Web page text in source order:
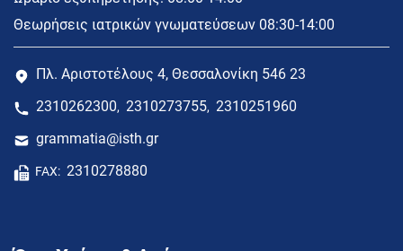
Θεωρήσεις ιατρικών γνωματεύσεων 08:30-14:00
Πλ. Αριστοτέλους 4, Θεσσαλονίκη 546 23
2310262300, 2310273755, 2310251960
grammatia@isth.gr
FAX: 2310278880